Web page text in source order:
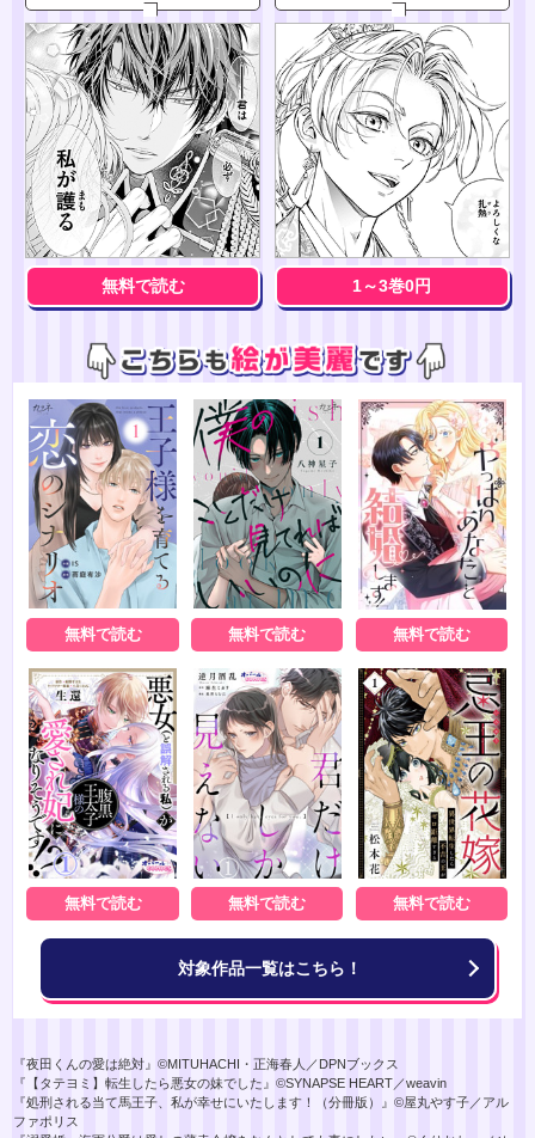
無料で読む 1～3巻0円
無料で読む 無料で読む 無料で読む
無料で読む 無料で読む 無料で読む
対象作品一覧はこちら！
『夜田くんの愛は絶対』©MITUHACHI・正海春人／DPNブックス
『【タテヨミ】転生したら悪女の妹でした』©SYNAPSE HEART／weavin
『処刑される当て馬王子、私が幸せにいたします！（分冊版）』©屋丸やす子／アル
ファポリス